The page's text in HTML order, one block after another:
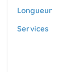
Longueur
Services